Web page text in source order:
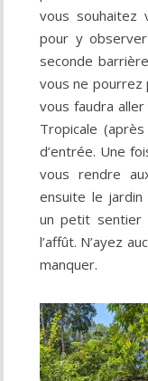
vous souhaitez
pour y
seconde
vous ne pourrez
vous faudra
Tropicale
d’entrée. Une
vous rendre
ensuite le
un petit sentier
l’affût. N’ayez
manquer.